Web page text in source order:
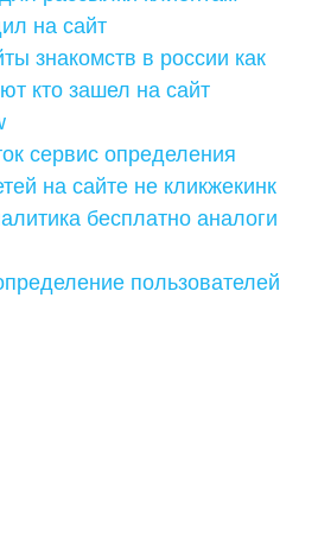
на сайт
знакомств в россии как
кто зашел на сайт
сервис определения
на сайте не кликжекинк
бесплатно аналоги
пользователей